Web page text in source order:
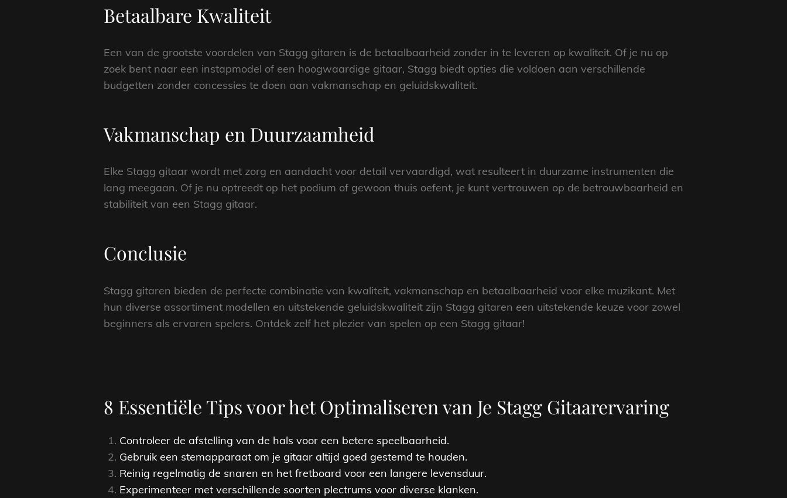
Betaalbare Kwaliteit
Een van de grootste voordelen van Stagg gitaren is de betaalbaarheid zonder in te leveren op kwaliteit. Of je nu op
zoek bent naar een instapmodel of een hoogwaardige gitaar, Stagg biedt opties die voldoen aan verschillende
budgetten zonder concessies te doen aan vakmanschap en geluidskwaliteit.
Vakmanschap en Duurzaamheid
Elke Stagg gitaar wordt met zorg en aandacht voor detail vervaardigd, wat resulteert in duurzame instrumenten die
lang meegaan. Of je nu optreedt op het podium of gewoon thuis oefent, je kunt vertrouwen op de betrouwbaarheid en
stabiliteit van een Stagg gitaar.
Conclusie
Stagg gitaren bieden de perfecte combinatie van kwaliteit, vakmanschap en betaalbaarheid voor elke muzikant. Met
hun diverse assortiment modellen en uitstekende geluidskwaliteit zijn Stagg gitaren een uitstekende keuze voor zowel
beginners als ervaren spelers. Ontdek zelf het plezier van spelen op een Stagg gitaar!
8 Essentiële Tips voor het Optimaliseren van Je Stagg Gitaarervaring
Controleer de afstelling van de hals voor een betere speelbaarheid.
Gebruik een stemapparaat om je gitaar altijd goed gestemd te houden.
Reinig regelmatig de snaren en het fretboard voor een langere levensduur.
Experimenteer met verschillende soorten plectrums voor diverse klanken.